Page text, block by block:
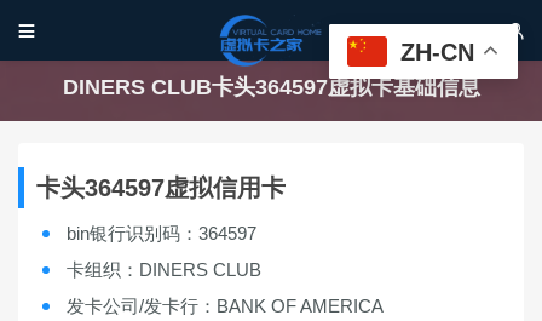
 
DINERS CLUB卡头364597虚拟卡基础信息
卡头364597虚拟信用卡
bin银行识别码：364597
卡组织：DINERS CLUB
发卡公司/发卡行：BANK OF AMERICA
ZH-CN